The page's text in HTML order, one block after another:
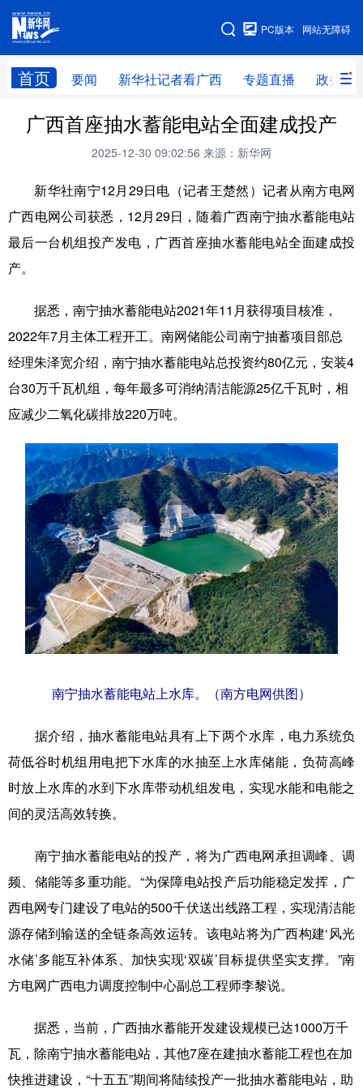
网站无障碍
PC版本
首页 要闻 新华社记者看广西 专题直播 政务信
网站地图
广西频道
新华社记者 专题直播
图片新闻 壮美广西
新华网导航
国际 财经 网评 港澳
台湾 思客智库 全球连线 教育
科技 科普 体育 文化
健康 军事
图片 中央文件 金融 汽车
食品 人居 信息化 乡村振兴
溯源中国 城市 旅游 能源
会展 彩票 娱乐 时尚
悦读 公益 书画 一带一路
亚太网 上市公司 文化产业
地方频道
天津 山西
辽宁 吉林 上海 江苏
浙江 安徽 福建 江西
广东 广西 海南 重庆
陕西 甘肃 青海 宁夏
新疆 内蒙古 黑龙江
多语种频道
English Español Français عربى
广西首座抽水蓄能电站全面建成投产
2025-12-30 09:02:56 来源：新华网
新华社南宁12月29日电（记者王楚然）记者从南方电网
广西电网公司获悉，12月29日，随着广西南宁抽水蓄能电站
最后一台机组投产发电，广西首座抽水蓄能电站全面建成投
产。
据悉，南宁抽水蓄能电站2021年11月获得项目核准，
2022年7月主体工程开工。南网储能公司南宁抽蓄项目部总
经理朱泽宽介绍，南宁抽水蓄能电站总投资约80亿元，安装4
台30万千瓦机组，每年最多可消纳清洁能源25亿千瓦时，相
应减少二氧化碳排放220万吨。
南宁抽水蓄能电站上水库。（南方电网供图）
据介绍，抽水蓄能电站具有上下两个水库，电力系统负
荷低谷时机组用电把下水库的水抽至上水库储能，负荷高峰
时放上水库的水到下水库带动机组发电，实现水能和电能之
间的灵活高效转换。
南宁抽水蓄能电站的投产，将为广西电网承担调峰、调
频、储能等多重功能。“为保障电站投产后功能稳定发挥，广
西电网专门建设了电站的500千伏送出线路工程，实现清洁能
源存储到输送的全链条高效运转。该电站将为广西构建‘风光
水储’多能互补体系、加快实现‘双碳’目标提供坚实支撑。”南
方电网广西电力调度控制中心副总工程师李黎说。
据悉，当前，广西抽水蓄能开发建设规模已达1000万千
瓦，除南宁抽水蓄能电站，其他7座在建抽水蓄能工程也在加
快推进建设，“十五五”期间将陆续投产一批抽水蓄能电站，助